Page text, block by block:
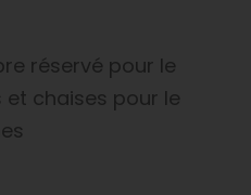
réservé pour le
chaises pour le